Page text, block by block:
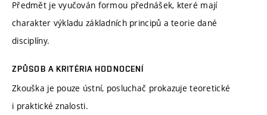
Předmět je vyučován formou přednášek, které mají
charakter výkladu základních principů a teorie dané
disciplíny.
ZPŮSOB A KRITÉRIA HODNOCENÍ
Zkouška je pouze ústní, posluchač prokazuje teoretické
i praktické znalosti.